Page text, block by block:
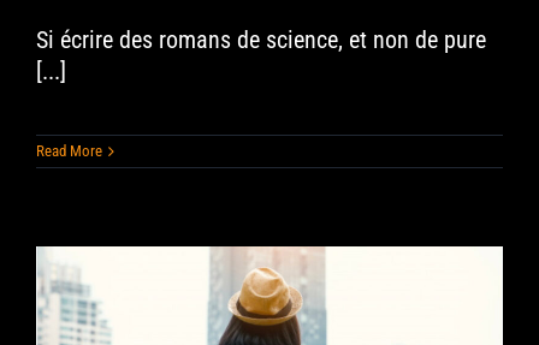
Si écrire des romans de science, et non de pure
[...]
Read More